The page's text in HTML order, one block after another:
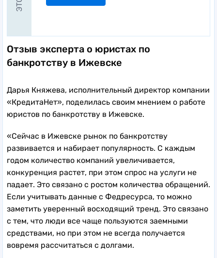
Отзыв эксперта о юристах по
банкротству в Ижевске
Дарья Княжева, исполнительный директор компании
«КредитаНет», поделилась своим мнением о работе
юристов по банкротству в Ижевске.
«Сейчас в Ижевске рынок по банкротству
развивается и набирает популярность. С каждым
годом количество компаний увеличивается,
конкуренция растет, при этом спрос на услуги не
падает. Это связано с ростом количества обращений.
Если учитывать данные с Федресурса, то можно
заметить уверенный восходящий тренд. Это связано
с тем, что люди все чаще пользуются заемными
средствами, но при этом не всегда получается
вовремя рассчитаться с долгами.